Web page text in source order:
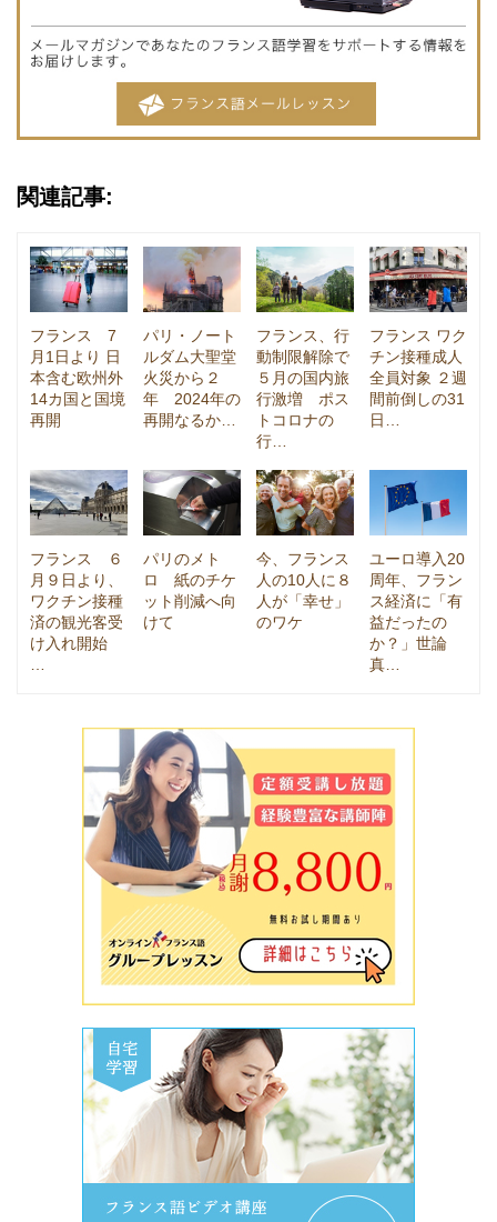
関連記事:
フランス 7
月1日より 日
本含む欧州外
14カ国と国境
再開
パリ・ノート
ルダム大聖堂
火災から２
年 2024年の
再開なるか…
フランス、行
動制限解除で
５月の国内旅
行激増 ポス
トコロナの
行…
フランス ワク
チン接種成人
全員対象 ２週
間前倒しの31
日…
フランス ６
月９日より、
ワクチン接種
済の観光客受
け入れ開始
パリのメト
ロ 紙のチケ
ット削減へ向
けて
今、フランス
人の10人に８
人が「幸せ」
のワケ
ユーロ導入20
周年、フラン
ス経済に「有
益だったの
か？」世論
真…